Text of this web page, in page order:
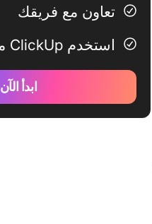
تعاون مع فريقك
استخدم ClickUp مجانًا—إلى الأبد
ابدأ الآن